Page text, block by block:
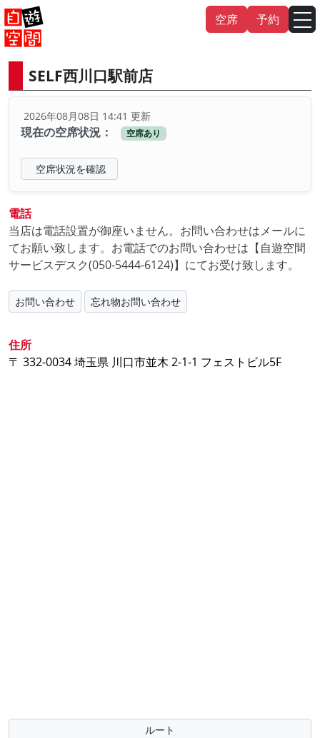
Skip
to
content
空席 予約
SELF西川口駅前店
2026年08月08日 14:41 更新
現在の空席状況： 空席あり
空席状況を確認
電話
当店は電話設置が御座いません。お問い合わせはメールに
てお願い致します。お電話でのお問い合わせは【自遊空間
サービスデスク(050-5444-6124)】にてお受け致します。
お問い合わせ 忘れ物お問い合わせ
住所
〒 332-0034 埼玉県 川口市並木 2-1-1 フェストビル5F
ルート
English 中文（繁體） 中文（简体）
한국어